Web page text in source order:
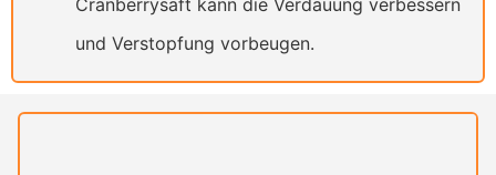
und Verstopfung vorbeugen.